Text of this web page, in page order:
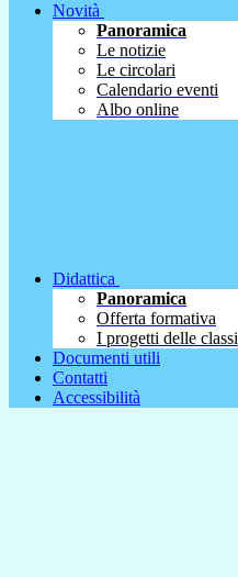
Novità
Panoramica
Le notizie
Le circolari
Calendario eventi
Albo online
Didattica
Panoramica
Offerta formativa
I progetti delle classi
Documenti utili
Contatti
Accessibilità